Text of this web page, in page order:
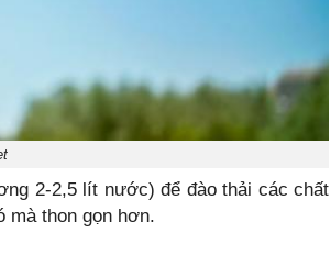
2-2,5 lít nước) để đào thải các chất
mà thon gọn hơn.